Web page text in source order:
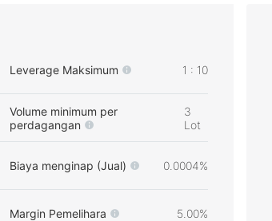
Leverage Maksimum 1 : 10
Volume minimum per
perdagangan
3
Lot
Biaya menginap (Jual) 0.0004%
Margin Pemelihara 5.00%